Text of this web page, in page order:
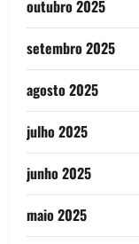
outubro 2025
setembro 2025
agosto 2025
julho 2025
junho 2025
maio 2025